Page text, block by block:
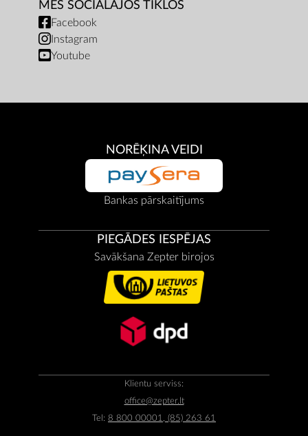
MĒS SOCIĀLAJOS TĪKLOS
Facebook
Instagram
Youtube
NORĒĶINA VEIDI
Bankas pārskaitījums
PIEGĀDES IESPĒJAS
Savākšana Zepter birojos
Klientu serviss:
office@zepter.lt
Tel: 8 800 00001, (85) 263 61